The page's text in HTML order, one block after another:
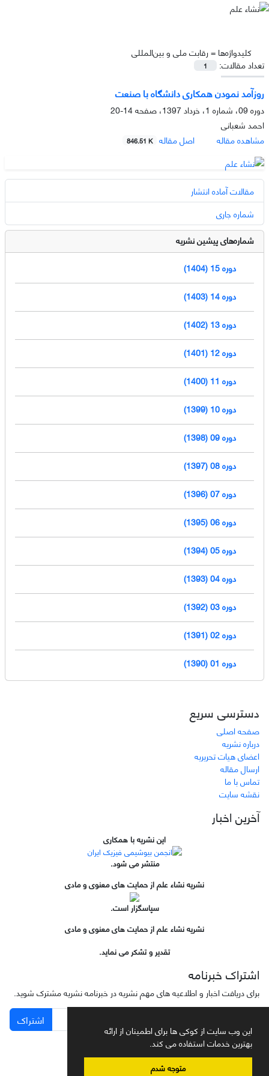
این وب سایت از کوکی ها برای اطمینان از ارائه
بهترین خدمات استفاده می کند.
متوجه شدم
کلیدواژه‌ها =رقابت ملی و بین‌المللی
تعداد مقالات:
1
روزآمد نمودن همکاری دانشگاه با صنعت
دوره 09، شماره 1، خرداد 1397، صفحه
14-20
احمد شعبانی
مشاهده مقاله
اصل مقاله 846.51 K
مقالات آماده انتشار
شماره جاری
شماره‌های پیشین نشریه
دوره 15 (1404)
دوره 14 (1403)
دوره 13 (1402)
دوره 12 (1401)
دوره 11 (1400)
دوره 10 (1399)
دوره 09 (1398)
دوره 08 (1397)
دوره 07 (1396)
دوره 06 (1395)
دوره 05 (1394)
دوره 04 (1393)
دوره 03 (1392)
دوره 02 (1391)
دوره 01 (1390)
دسترسی سریع
صفحه اصلی
درباره نشریه
اعضای هیات تحریریه
ارسال مقاله
تماس با ما
نقشه سایت
آخرین اخبار
این نشریه با همکاری
منتشر می شود.
نشریه نشاء علم از حمایت های معنوی و مادی
سپاسگزار است.
نشریه نشاء علم از حمایت های معنوی و مادی
تقدیر و تشکر می نماید.
اشتراک خبرنامه
برای دریافت اخبار و اطلاعیه های مهم نشریه در خبرنامه نشریه مشترک شوید.
اشتراک